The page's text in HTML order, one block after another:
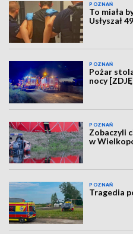
POZNAŃ
To miała
Usłyszał
POZNAŃ
Pożar
nocy
POZNAŃ
Zobaczyli
w
POZNAŃ
Tragedia